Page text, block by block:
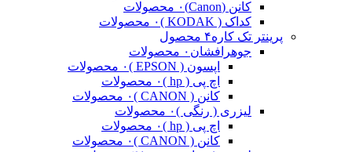
کانن (Canon)
۰ محصولات
کداک ( KODAK )
۰ محصولات
پرینتر تک کاره۴ محصول
جوهرافشان ۰ محصولات
اپسون ( EPSON )
۰ محصولات
اچ پی ( hp )
۰ محصولات
کانن ( CANON )
۰ محصولات
لیزری ( رنگی )۰ محصولات
اچ پی ( hp )
۰ محصولات
کانن ( CANON )
۰ محصولات